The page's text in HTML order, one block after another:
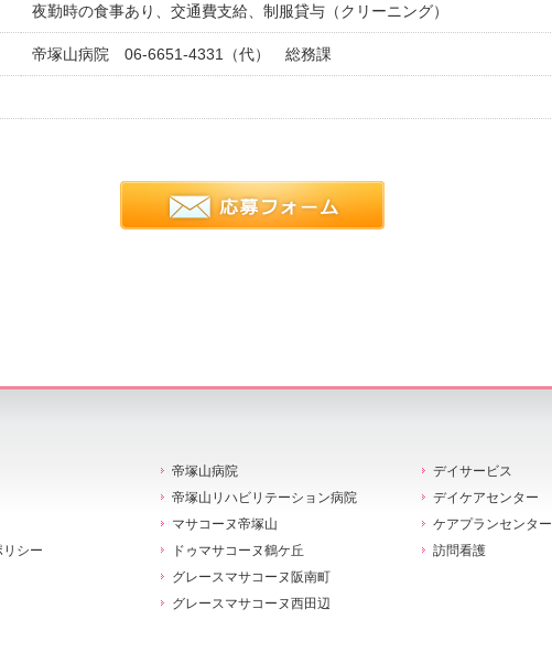
夜勤時の食事あり、交通費支給、制服貸与（クリーニング）
帝塚山病院 06-6651-4331（代） 総務課
シー
帝塚山病院
帝塚山リハビリテーション病院
マサコーヌ帝塚山
ドゥマサコーヌ鶴ケ丘
グレースマサコーヌ阪南町
グレースマサコーヌ西田辺
デイサービス
デイケアセンター
ケアプランセンター
訪問看護